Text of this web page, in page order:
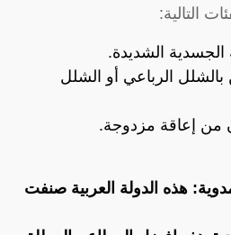
التالية:
الجسدية الشديدة.
الرباعي أو الشلل
من إعاقة مزدوجة.
هذه الدولة العربية صنفت